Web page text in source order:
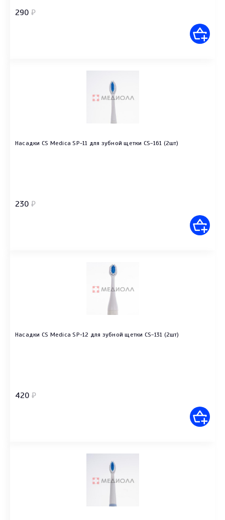
290 ₽
Насадки CS Medica SP-11 для зубной щетки CS-161 (2шт)
230 ₽
Насадки CS Medica SP-12 для зубной щетки CS-131 (2шт)
420 ₽